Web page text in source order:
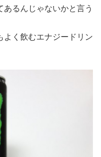
るんじゃないかと言う
よく飲むエナジードリン